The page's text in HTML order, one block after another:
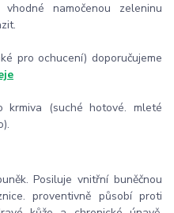
namočenou zeleninu
pro ochucení) doporučujeme
krmiva (suché hotové. mleté
Posiluje vnitřní buněčnou
proventivně působí proti